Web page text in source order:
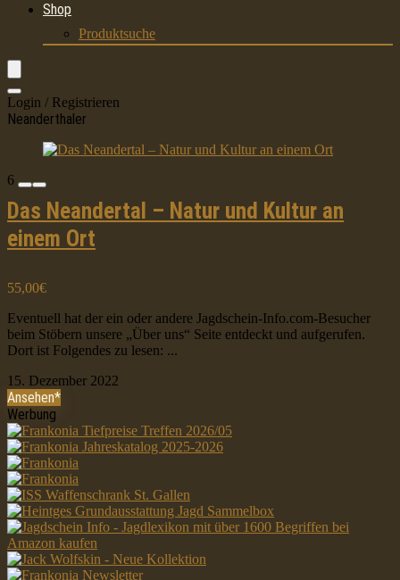
Shop
Produktsuche
Login / Registrieren
Neanderthaler
6
Das Neandertal – Natur und Kultur an
einem Ort
55,00€
Eventuell hat der ein oder andere Jagdschein-Info.com-Besucher
beim Stöbern unsere „Über uns“ Seite entdeckt und aufgerufen.
Dort ist Folgendes zu lesen: ...
15. Dezember 2022
Ansehen*
Werbung